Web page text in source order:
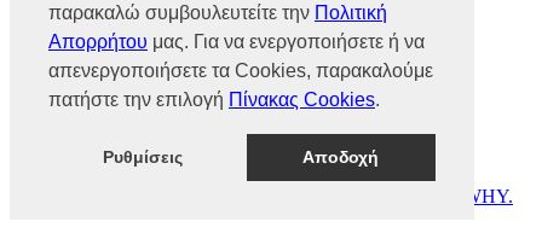
παρακαλώ συμβουλευτείτε την Πολιτική
Απορρήτου μας. Για να ενεργοποιήσετε ή να
απενεργοποιήσετε τα Cookies, παρακαλούμε
πατήστε την επιλογή Πίνακας Cookies.
Ρυθμίσεις Αποδοχή
Υποστήριξη
Επικοινωνία
Γίνε συνεργάτης
Dealers Area
Πολιτική cookies
WHY.